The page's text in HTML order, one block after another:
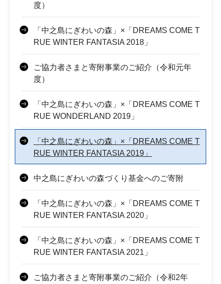
度）
「中之島にぎわいの森」×「DREAMS COME T
RUE WINTER FANTASIA 2018」
ご協力者さまと寄附事業のご紹介（令和元年
度）
「中之島にぎわいの森」×「DREAMS COME T
RUE WONDERLAND 2019」
「中之島にぎわいの森」×「DREAMS COME T
RUE WINTER FANTASIA 2019」
中之島にぎわいの森づくり基金へのご寄附
「中之島にぎわいの森」×「DREAMS COME T
RUE WINTER FANTASIA 2020」
「中之島にぎわいの森」×「DREAMS COME T
RUE WINTER FANTASIA 2021」
ご協力者さまと寄附事業のご紹介（令和2年